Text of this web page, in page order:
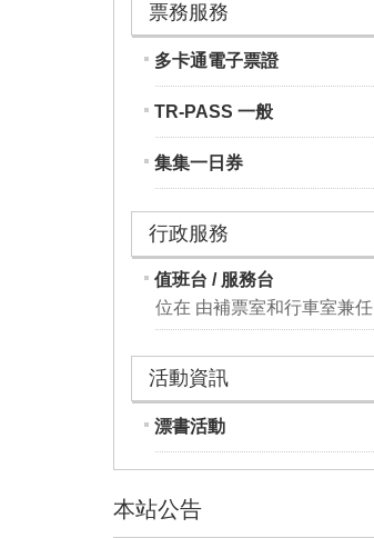
票務服務
多卡通電子票證
TR-PASS 一般
集集一日券
行政服務
值班台 / 服務台
位在 由補票室和行車室兼任
活動資訊
漂書活動
本站公告